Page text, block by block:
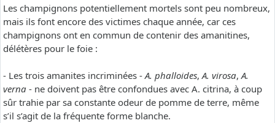
Les champignons potentiellement mortels sont peu nombreux,
mais ils font encore des victimes chaque année, car ces
champignons ont en commun de contenir des amanitines,
délétères pour le foie :
- Les trois amanites incriminées -A. phalloides,A. virosa,A.
verna - ne doivent pas être confondues avec A. citrina, à coup
sûr trahie par sa constante odeur de pomme de terre, même
s’il s’agit de la fréquente forme blanche.